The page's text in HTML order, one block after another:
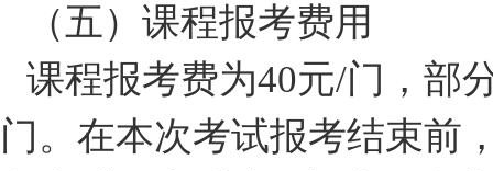
（五）课程报考费用
课程报考费为40元/门，部
门。在本次考试报考结束前